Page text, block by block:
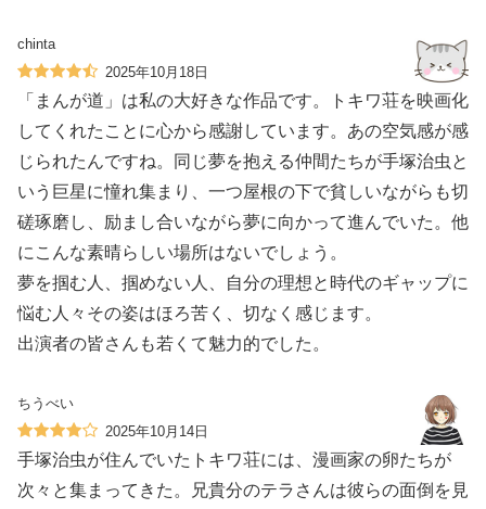
chinta
2025年10月18日
「まんが道」は私の大好きな作品です。トキワ荘を映画化
してくれたことに心から感謝しています。あの空気感が感
じられたんですね。同じ夢を抱える仲間たちが手塚治虫と
いう巨星に憧れ集まり、一つ屋根の下で貧しいながらも切
磋琢磨し、励まし合いながら夢に向かって進んでいた。他
にこんな素晴らしい場所はないでしょう。
夢を掴む人、掴めない人、自分の理想と時代のギャップに
悩む人々その姿はほろ苦く、切なく感じます。
出演者の皆さんも若くて魅力的でした。
ちうべい
2025年10月14日
手塚治虫が住んでいたトキワ荘には、漫画家の卵たちが
次々と集まってきた。兄貴分のテラさんは彼らの面倒を見